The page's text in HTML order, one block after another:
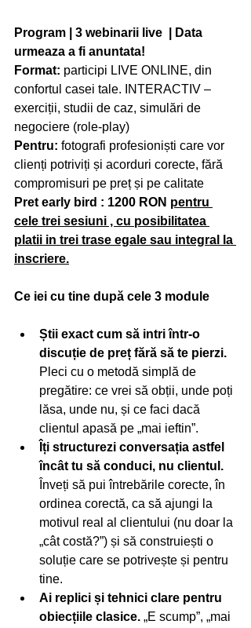
Program | 3 webinarii live  | Data
urmeaza a fi anuntata!
Format: participi LIVE ONLINE, din
confortul casei tale. INTERACTIV –
exerciții, studii de caz, simulări de
negociere (role-play)
Pentru: fotografi profesioniști care vor
clienți potriviți și acorduri corecte, fără
compromisuri pe preț și pe calitate
Pret early bird : 1200 RON pentru
cele trei sesiuni , cu posibilitatea
platii in trei trase egale sau integral la
inscriere.
Ce iei cu tine după cele 3 module
Știi exact cum să intri într-o
discuție de preț fără să te pierzi.
Pleci cu o metodă simplă de
pregătire: ce vrei să obții, unde poți
lăsa, unde nu, și ce faci dacă
clientul apasă pe „mai ieftin”.
Îți structurezi conversația astfel
încât tu să conduci, nu clientul.
Înveți să pui întrebările corecte, în
ordinea corectă, ca să ajungi la
motivul real al clientului (nu doar la
„cât costă?”) și să construiești o
soluție care se potrivește și pentru
tine.
Ai replici și tehnici clare pentru
obiecțiile clasice. „E scump”, „mai